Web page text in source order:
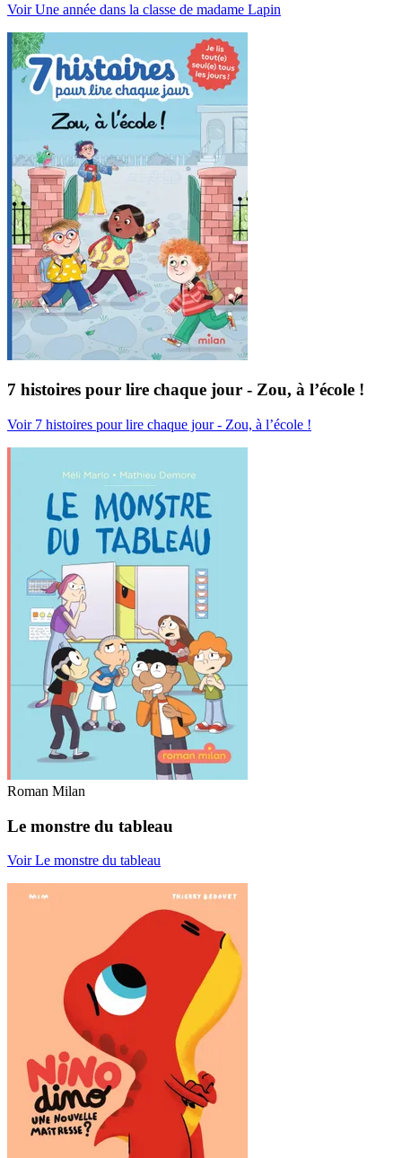
Voir Une année dans la classe de madame Lapin
7 histoires pour lire chaque jour - Zou, à l’école !
Voir 7 histoires pour lire chaque jour - Zou, à l’école !
Roman Milan
Le monstre du tableau
Voir Le monstre du tableau